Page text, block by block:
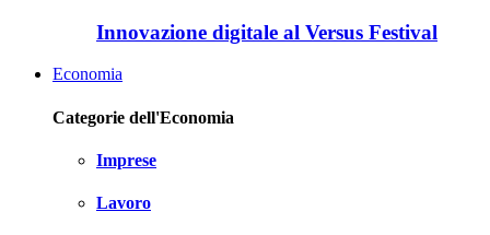
Innovazione digitale al Versus Festival
Economia
Categorie dell'Economia
Imprese
Lavoro